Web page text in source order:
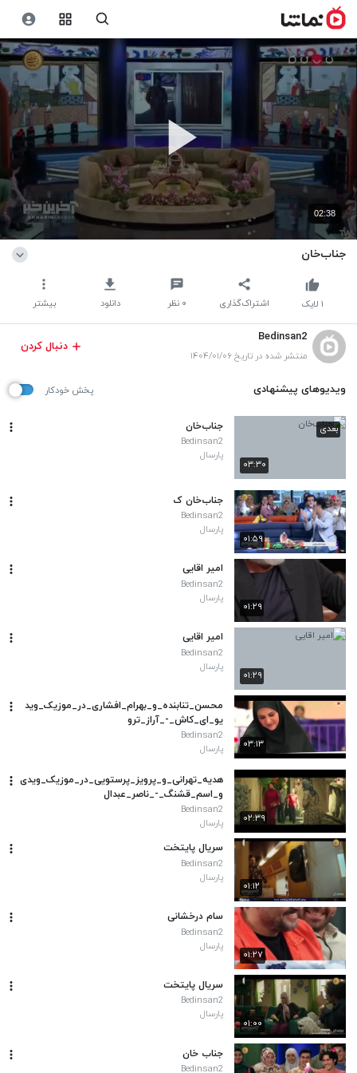
02:38
جناب‌خان
اشتراک‌گذاری ۰ نظر دانلود بیشتر ۱ لایک
Bedinsan2
منتشر شده در تاریخ ۱۴۰۴/۰۱/۰۶
دنبال کردن
ویدیوهای پیشنهادی پخش خودکار
۰۳:۳۰
بعدی جناب‌خان
Bedinsan2
پارسال
۰۱:۵۹
جناب‌خان ک
Bedinsan2
پارسال
۰۱:۲۹
امیر اقایی
Bedinsan2
پارسال
۰۱:۲۹
امیر اقایی
Bedinsan2
پارسال
۰۳:۱۳
محسن_تنابنده_و_بهرام_افشاری_در_موزیک_وید
یو_ای_کاش_-_آراز_ترو
Bedinsan2
پارسال
۰۲:۳۹
هدیه_تهرانی_و_پرویز_پرستویی_در_موزیک_ویدی
و_اسم_قشنگ_-_ناصر_عبدال
Bedinsan2
پارسال
۰۱:۱۲
سریال پایتخت
Bedinsan2
پارسال
۰۱:۲۷
سام درخشانی
Bedinsan2
پارسال
۰۱:۰۰
سریال پایتخت
Bedinsan2
پارسال
جناب خان
Bedinsan2